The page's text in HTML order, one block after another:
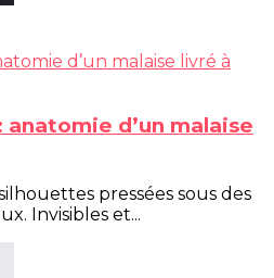
d’un malaise
pressées sous des
Invisibles et...